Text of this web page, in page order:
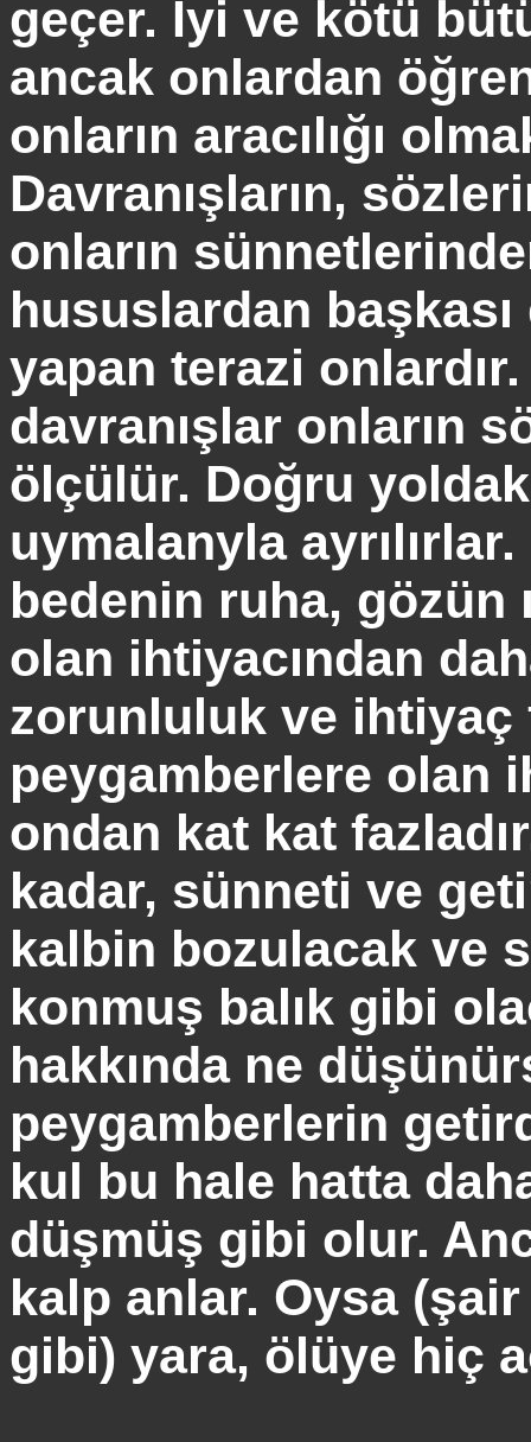
geçer. İyi ve kötü
ancak onlardan
onların aracılığı
Davranışların,
onların
hususlardan
yapan terazi
davranışlar onların
ölçülür. Doğru
uymalanyla
bedenin ruha, gözün
olan ihtiyacından
zorunluluk ve ihtiyaç
peygamberlere olan
ondan kat kat
kadar, sünneti ve
kalbin bozulacak ve
konmuş balık gibi
hakkında ne
peygamberlerin
kul bu hale hatta
düşmüş gibi olur.
kalp anlar. Oysa
gibi) yara, ölüye hiç